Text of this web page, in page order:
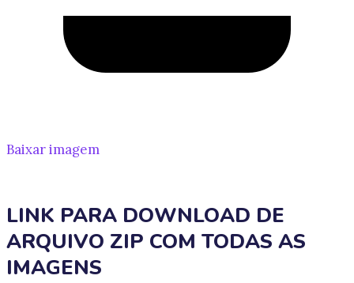
Baixar imagem
LINK PARA DOWNLOAD DE
ARQUIVO ZIP COM TODAS AS
IMAGENS